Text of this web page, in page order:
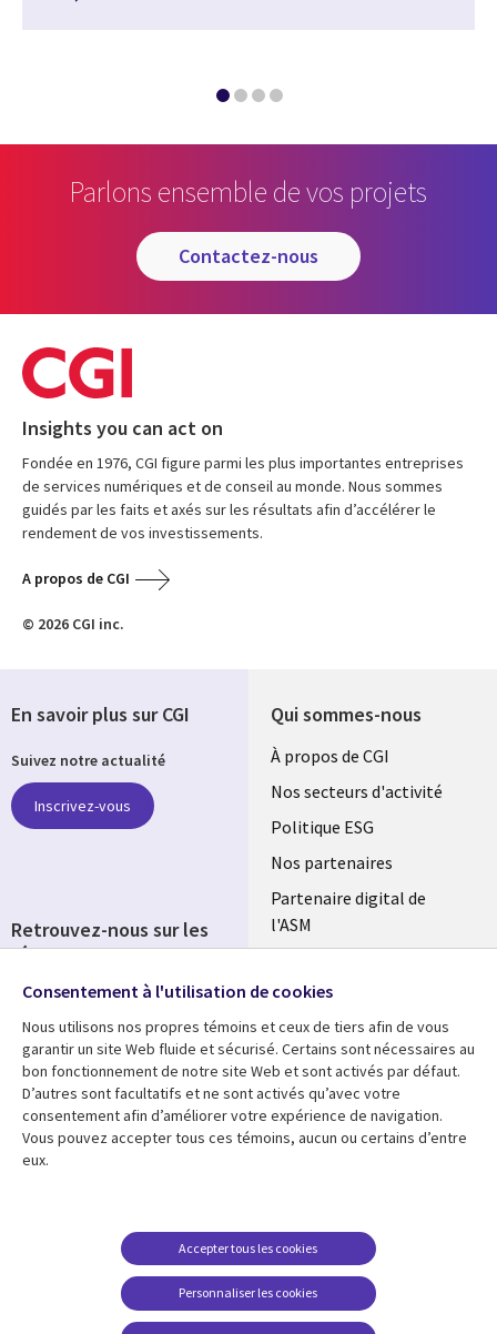
Parlons ensemble de vos projets
contactez-nous
Insights you can act on
Fondée en 1976, CGI figure parmi les plus importantes entreprises
de services numériques et de conseil au monde. Nous sommes
guidés par les faits et axés sur les résultats afin d’accélérer le
rendement de vos investissements.
A propos de CGI
© 2026 CGI inc.
Qui sommes-nous
Useful
links
FRANCE
À propos de CGI
Nos secteurs d'activité
Politique ESG
Nos partenaires
Partenaire digital de
l'ASM
Fusions
Ressources
Library
Links
Articles
Blog
Support
Legal
Accessibilité
conditions juridiques
FAQ Carrières
Centre de gestion des
témoins
En savoir plus sur CGI
Suivez notre actualité
Inscrivez-vous
Retrouvez-nous sur les
réseaux
Social
Media
FRANCE
Consentement à l'utilisation de cookies
Nous utilisons nos propres témoins et ceux de tiers afin de vous
garantir un site Web fluide et sécurisé. Certains sont nécessaires au
bon fonctionnement de notre site Web et sont activés par défaut.
D’autres sont facultatifs et ne sont activés qu’avec votre
consentement afin d’améliorer votre expérience de navigation.
Vous pouvez accepter tous ces témoins, aucun ou certains d’entre
eux.
Personnaliser les cookies
Accepter tous les cookies